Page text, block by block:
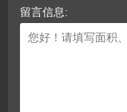
留言信息: